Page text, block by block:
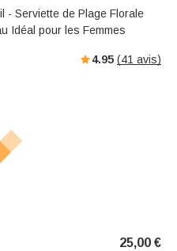
- Serviette de Plage Florale
Idéal pour les Femmes
4.95 (41 avis)
25,00 €